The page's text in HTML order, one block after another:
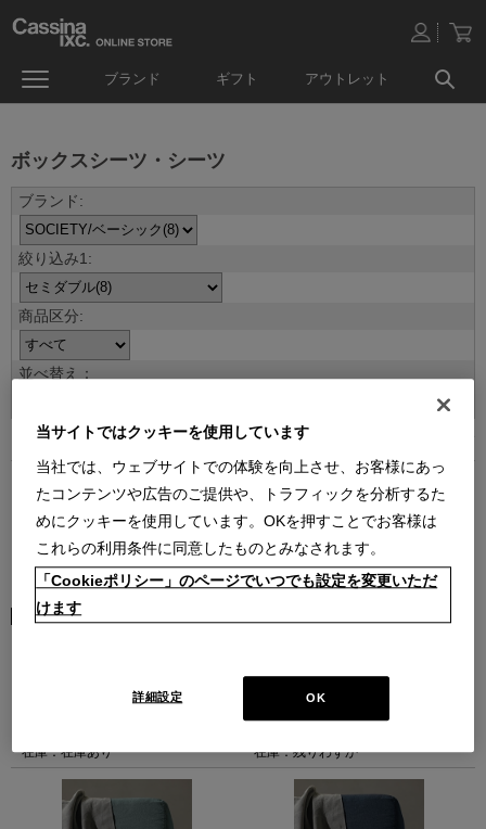
ブランド ギフト アウトレット
ボックスシーツ・シーツ
並べ替え：
（セミダブル 63 VERBENA）
在庫：在庫あり
ICEBERG）
（セミダブル 216 ICEBERG）
在庫：残りわずか
当サイトではクッキーを使用しています
当社では、ウェブサイトでの体験を向上させ、お客様にあっ
たコンテンツや広告のご提供や、トラフィックを分析するた
めにクッキーを使用しています。OKを押すことでお客様は
これらの利用条件に同意したものとみなされます。
「Cookieポリシー」のページでいつでも設定を変更いただ
けます
OK
詳細設定